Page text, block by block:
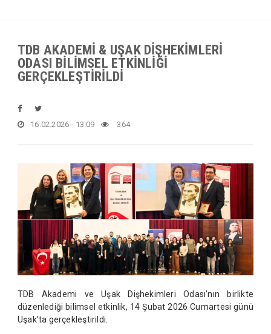
TDB AKADEMİ & UŞAK DİŞHEKİMLERİ
ODASI BİLİMSEL ETKİNLİĞİ
GERÇEKLEŞTİRİLDİ
16.02.2026 - 13:09 364
TDB Akademi ve Uşak Dişhekimleri Odası’nın birlikte
düzenlediği bilimsel etkinlik, 14 Şubat 2026 Cumartesi günü
Uşak’ta gerçekleştirildi.